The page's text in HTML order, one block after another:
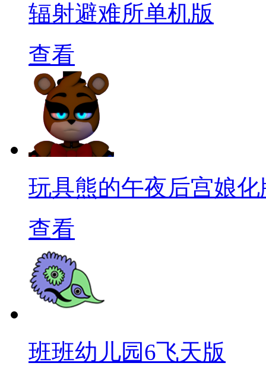
辐射避难所单机版
查看
玩具熊的午夜后宫娘化
查看
班班幼儿园6飞天版